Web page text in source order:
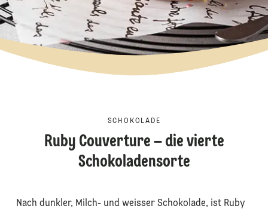
SCHOKOLADE
Ruby Couverture – die vierte
Schokoladensorte
Nach dunkler, Milch- und weisser Schokolade, ist Ruby